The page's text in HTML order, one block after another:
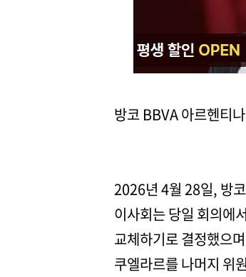
방코 BBVA 아르헨티
2026년 4월 28일, 방
이사회는 당일 회의에
교체하기로 결정했으
쿠엘라르를 나머지 위